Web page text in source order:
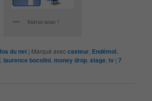
Suivez nous !
du net | Marqué aveccasteur Endémol
laurence bocolini ,money drop ,stage ,tv |7